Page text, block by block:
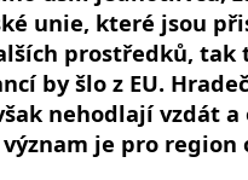
unie, které jsou
prostředků,
by šlo z EU.
nehodlají vzdát
je pro region